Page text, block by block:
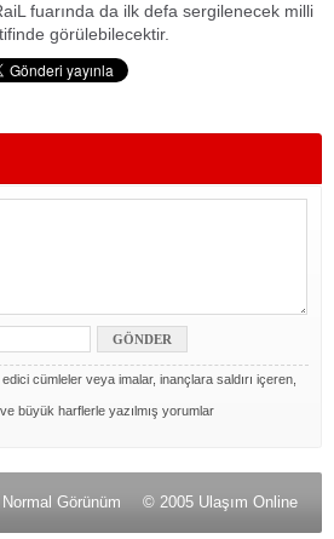
fuarında da ilk defa sergilenecek milli
görülebilecektir.
cümleler veya imalar, inançlara saldırı içeren,
büyük harflerle yazılmış yorumlar
Normal Görünüm © 2005 Ulaşım Online